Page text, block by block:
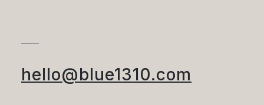
hello@blue1310.com